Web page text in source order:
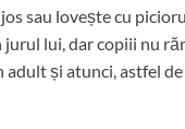
sau lovește cu
lui, dar copiii nu
și atunci, astfel